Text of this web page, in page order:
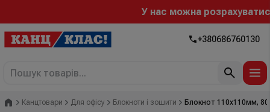
У нас можна розрахуватися
+380686760130
Головна
Канцтовари Для офісу Блокноти і зошити Блокнот 110х110мм, 80